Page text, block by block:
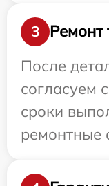
3
Ремонт
После
согласуем
сроки
ремонтные